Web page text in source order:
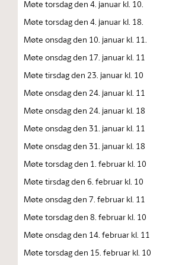
Møte torsdag den 4. januar kl. 10.
Møte torsdag den 4. januar kl. 18.
Møte onsdag den 10. januar kl. 11.
Møte onsdag den 17. januar kl. 11
Møte tirsdag den 23. januar kl. 10
Møte onsdag den 24. januar kl. 11
Møte onsdag den 24. januar kl. 18
Møte onsdag den 31. januar kl. 11
Møte onsdag den 31. januar kl. 18
Møte torsdag den 1. februar kl. 10
Møte tirsdag den 6. februar kl. 10
Møte onsdag den 7. februar kl. 11
Møte torsdag den 8. februar kl. 10
Møte onsdag den 14. februar kl. 11
Møte torsdag den 15. februar kl. 10